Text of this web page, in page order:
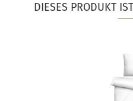
DIESES PRODUKT